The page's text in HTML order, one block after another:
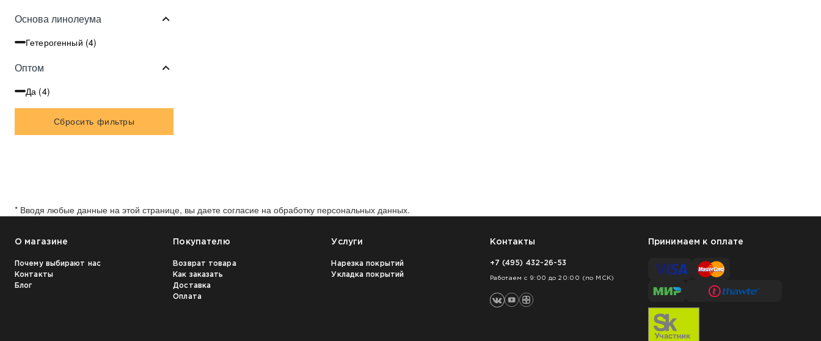
Основа линолеума
Гетерогенный (4)
Оптом
Да (4)
Сбросить фильтры
* Вводя любые данные на этой странице, вы даете согласие на обработку персональных данных.
О магазине
Почему выбирают нас
Контакты
Блог
Покупателю
Возврат товара
Как заказать
Доставка
Оплата
Услуги
Нарезка покрытий
Укладка покрытий
Контакты
+7 (495) 432-26-53
Работаем с 9:00 до 20:00 (по МСК)
Принимаем к оплате